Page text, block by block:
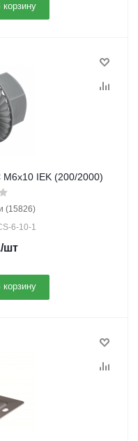
корзину
М6х10 IEK (200/2000)
(15826)
6-10-1
/шт
корзину